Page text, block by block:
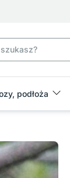
podłoża